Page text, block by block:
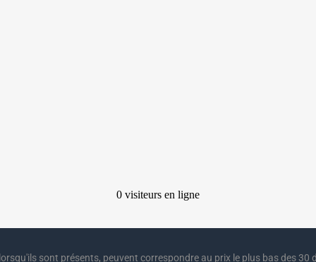
sont présents, peuvent correspondre au prix le plus bas des 30